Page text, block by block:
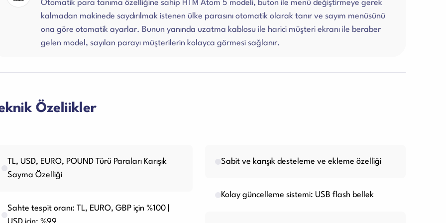
Otomatik para tanıma özelliğine sahip HTM Atom 5 modeli, buton ile menü değiştirmeye gerek
kalmadan makinede saydırılmak istenen ülke parasını otomatik olarak tanır ve sayım menüsünü
ona göre otomatik ayarlar. Bunun yanında uzatma kablosu ile harici müşteri ekranı ile beraber
gelen model, sayılan parayı müşterilerin kolayca görmesi sağlanır.
Özeliikler
TL, USD, EURO, POUND Türü Paraları Karışık
Sayma Özelliği
Sahte tespit oranı: TL, EURO, GBP için %100 |
Sabit ve karışık desteleme ve ekleme özelliği
Kolay güncelleme sistemi: USB flash bellek